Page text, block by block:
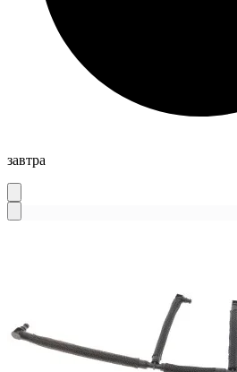
завтра